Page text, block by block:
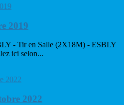
2019
- Tir en Salle (2X18M) - ESBLY
ici selon...
2022